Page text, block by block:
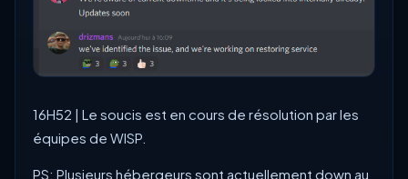
16H52 | Le soucis est en cours de résolution par les
équipes de WISP.
PS: Plusieurs hébergeurs sont actuellement down au